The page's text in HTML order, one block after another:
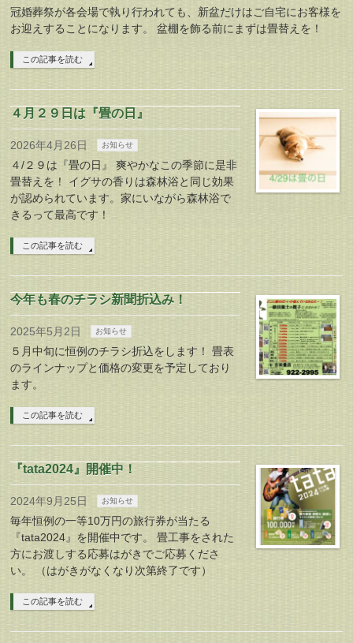
冠婚葬祭が各会場で執り行われても、新盆だけはご自宅にお客様を
お迎えすることになります。 盆棚を飾る前にまずは畳替えを！
この記事を読む
４月２９日は『畳の日』
2026年4月26日 お知らせ
４/２９は『畳の日』 爽やかなこの季節に是非
畳替えを！ イグサの香りは森林浴と同じ効果
が認められています。家にいながら森林浴で
きるって最高です！
この記事を読む
今年も春のチラシ新聞折込み！
2025年5月2日 お知らせ
５月中旬に恒例のチラシ折込をします！ 畳表
のラインナップと価格の変更を予定しており
ます。
この記事を読む
『tata2024』開催中！
2024年9月25日 お知らせ
毎年恒例の一等10万円の旅行券が当たる
『tata2024』を開催中です。 畳工事をされた
方にお渡しする応募はがきでご応募くださ
い。 （はがきがなくなり次第終了です）
この記事を読む